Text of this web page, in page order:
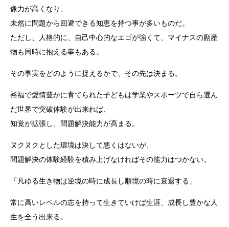
像力が高くなり、
未然に問題から回避できる知恵を持つ事が多いものだ。
ただし、人格的に、自己中心的なエゴが強くて、マイナスの副産
物も同時に抱える事もある。
その事実をどのように捉えるかで、その先は決まる。
裕福で愛情豊かに育てられた子どもは学業やスポーツで自ら選ん
だ世界で突破体験が出来れば、
知覚が拡張し、問題解決能力が高まる。
ヌクヌクとした環境は決して悪くはないが、
問題解決の体験経験を積み上げなければその能力はつかない。
「凡ゆる生き物は逆境の時に成長し順境の時に衰退する」
常に高いレベルの志を持って生きていけば生涯、成長し豊かな人
生を全う出来る。